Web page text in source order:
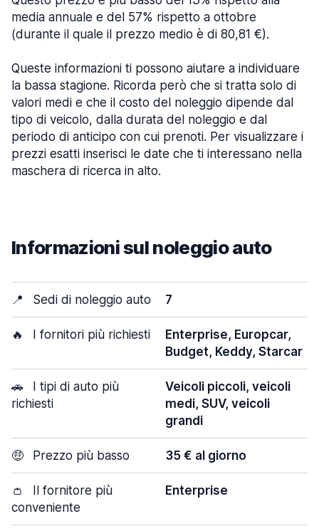
media annuale e del 57% rispetto a ottobre
(durante il quale il prezzo medio è di 80,81 €).
Queste informazioni ti possono aiutare a individuare
la bassa stagione. Ricorda però che si tratta solo di
valori medi e che il costo del noleggio dipende dal
tipo di veicolo, dalla durata del noleggio e dal
periodo di anticipo con cui prenoti. Per visualizzare i
prezzi esatti inserisci le date che ti interessano nella
maschera di ricerca in alto.
Informazioni sul noleggio auto
📍 Sedi di noleggio auto 7
🔥 I fornitori più richiesti
Enterprise, Europcar,
Budget, Keddy, Starcar
🚗
I tipi di auto più
richiesti
Veicoli piccoli, veicoli
medi, SUV, veicoli
grandi
🤑 Prezzo più basso 35 € al giorno
👛
Il fornitore più
conveniente
Enterprise